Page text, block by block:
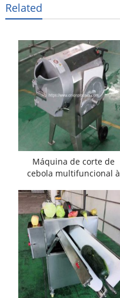
Related
Máquina de corte de
cebola multifuncional à